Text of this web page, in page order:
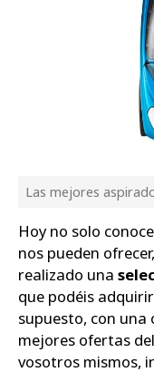
Las mejores
Hoy no solo
nos pueden
realizado una
que podéis
supuesto, con
mejores ofertas
vosotros mismos,